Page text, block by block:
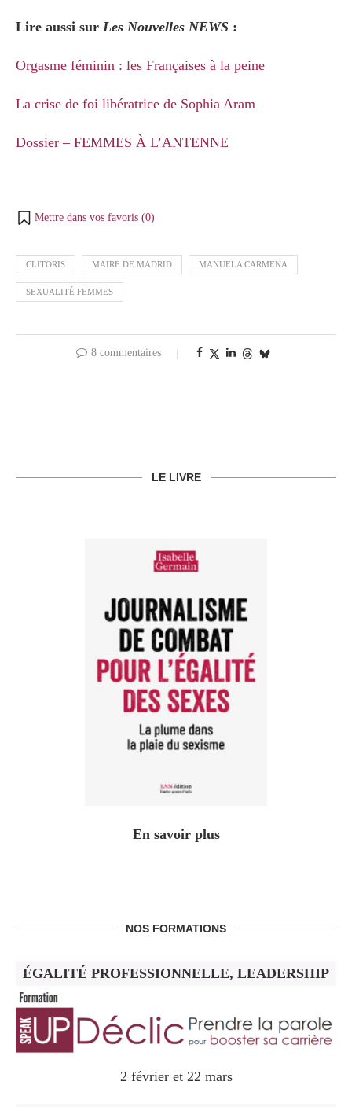
Lire aussi sur Les Nouvelles NEWS :
Orgasme féminin : les Françaises à la peine
La crise de foi libératrice de Sophia Aram
Dossier – FEMMES À L’ANTENNE
Mettre dans vos favoris (0)
CLITORIS MAIRE DE MADRID MANUELA CARMENA
SEXUALITÉ FEMMES
8 commentaires
LE LIVRE
En savoir plus
NOS FORMATIONS
ÉGALITÉ PROFESSIONNELLE, LEADERSHIP
2 février et 22 mars